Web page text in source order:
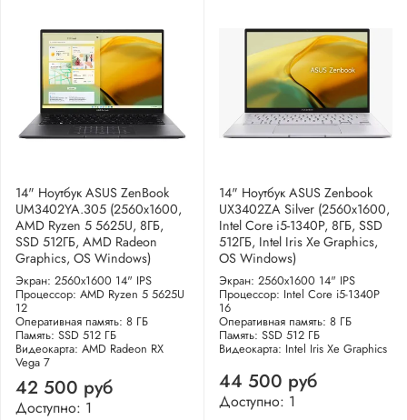
14" Ноутбук ASUS ZenBook
UM3402YA.305 (2560x1600,
AMD Ryzen 5 5625U, 8ГБ,
SSD 512ГБ, AMD Radeon
Graphics, OS Windows)
Экран: 2560x1600 14" IPS
Процессор: AMD Ryzen 5 5625U
12
Оперативная память: 8 ГБ
Память: SSD 512 ГБ
Видеокарта: AMD Radeon RX
Vega 7
42 500 руб
Доступно: 1
14" Ноутбук ASUS Zenbook
UX3402ZA Silver (2560x1600,
Intel Core i5-1340P, 8ГБ, SSD
512ГБ, Intel Iris Xe Graphics,
OS Windows)
Экран: 2560x1600 14" IPS
Процессор: Intel Core i5-1340P
16
Оперативная память: 8 ГБ
Память: SSD 512 ГБ
Видеокарта: Intel Iris Xe Graphics
44 500 руб
Доступно: 1